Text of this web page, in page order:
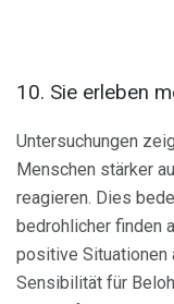
10. Sie erleben
Untersuchungen
Menschen stärker
reagieren. Dies
bedrohlicher finden
positive Situationen
Sensibilität für